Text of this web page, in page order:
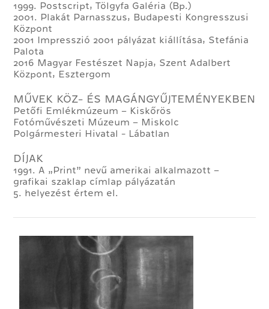
1999. Postscript, Tölgyfa Galéria (Bp.)
2001. Plakát Parnasszus, Budapesti Kongresszusi
Központ
2001 Impresszió 2001 pályázat kiállítása, Stefánia
Palota
2016 Magyar Festészet Napja, Szent Adalbert
Központ, Esztergom
MŰVEK KÖZ- ÉS MAGÁNGYŰJTEMÉNYEKBEN
Petőfi Emlékmúzeum – Kiskőrös
Fotóművészeti Múzeum – Miskolc
Polgármesteri Hivatal - Lábatlan
DÍJAK
1991. A „Print” nevű amerikai alkalmazott –
grafikai szaklap címlap pályázatán
5. helyezést értem el.